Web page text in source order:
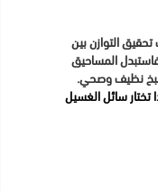
التوازن بين
المساحيق
نظيف وصحي.
تختار سائل الغسيل